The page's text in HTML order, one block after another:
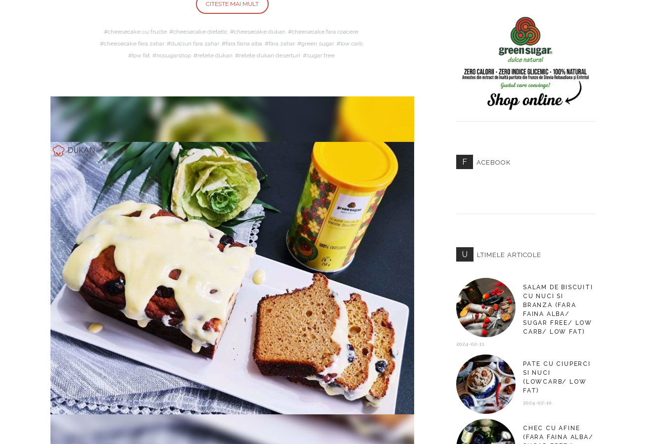
CITESTE MAI MULT
cheesecake cu fructe cheesecake dietetic cheesecake dukan
cheesecake fara coacere
cheesecake fara zahar
dulciuri fara zahar fara faina alba fara zahar green sugar
low carb
low fat
nosugarshop retete dukan retete dukan deserturi sugar free
F ACEBOOK
U LTIMELE ARTICOLE
SALAM DE BISCUITI
CU NUCI SI
BRANZA (FARA
FAINA ALBA/
SUGAR FREE/ LOW
CARB/ LOW FAT)
2024-02-11
PATE CU CIUPERCI
SI NUCI
(LOWCARB/ LOW
FAT)
2024-02-10
CHEC CU AFINE
(FARA FAINA ALBA/